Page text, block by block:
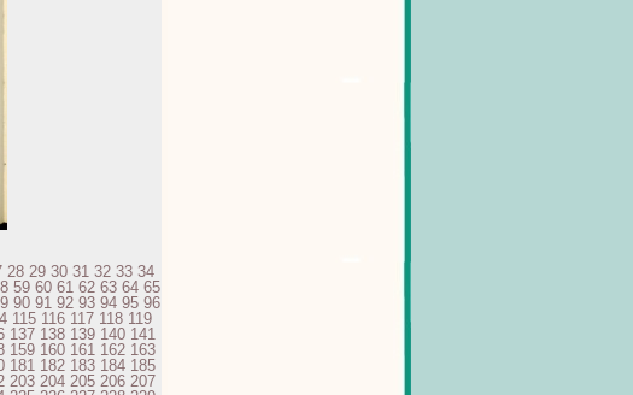
28 29 30 31 32 33 34
59 60 61 62 63 64 65
90 91 92 93 94 95 96
115 116 117 118 119
137 138 139 140 141
159 160 161 162 163
181 182 183 184 185
203 204 205 206 207